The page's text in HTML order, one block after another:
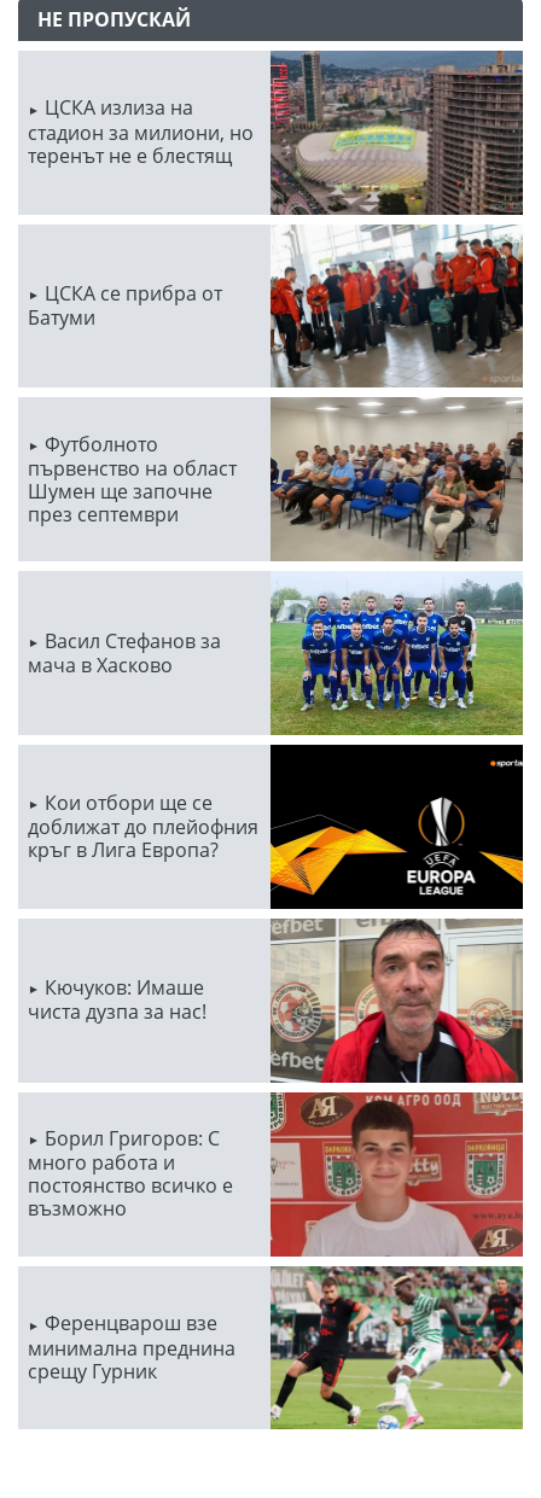
НЕ ПРОПУСКАЙ
ЦСКА излиза на
стадион за милиони, но
теренът не е блестящ
ЦСКА се прибра от
Батуми
Футболното
първенство на област
Шумен ще започне
през септември
Васил Стефанов за
мача в Хасково
Кои отбори ще се
доближат до плейофния
кръг в Лига Европа?
Кючуков: Имаше
чиста дузпа за нас!
Борил Григоров: С
много работа и
постоянство всичко е
възможно
Ференцварош взе
минимална преднина
срещу Гурник